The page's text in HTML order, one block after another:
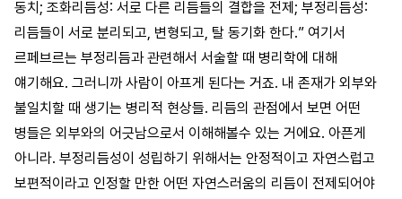
동치; 조화리듬성: 서로 다른 리듬들의 결합을 전제; 부정리듬성:
리듬들이 서로 분리되고, 변형되고, 탈 동기화 한다.” 여기서
르페브르는 부정리듬과 관련해서 서술할 때 병리학에 대해
얘기해요. 그러니까 사람이 아프게 된다는 거죠. 내 존재가 외부와
불일치할 때 생기는 병리적 현상들. 리듬의 관점에서 보면 어떤
병들은 외부와의 어긋남으로서 이해해볼수 있는 거에요. 아픈게
아니라. 부정리듬성이 성립하기 위해서는 안정적이고 자연스럽고
보편적이라고 인정할 만한 어떤 자연스러움의 리듬이 전제되어야